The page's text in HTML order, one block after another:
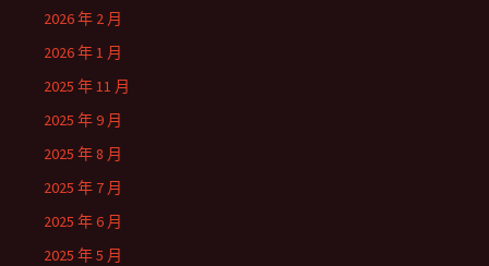
2026 年 2 月
2026 年 1 月
2025 年 11 月
2025 年 9 月
2025 年 8 月
2025 年 7 月
2025 年 6 月
2025 年 5 月